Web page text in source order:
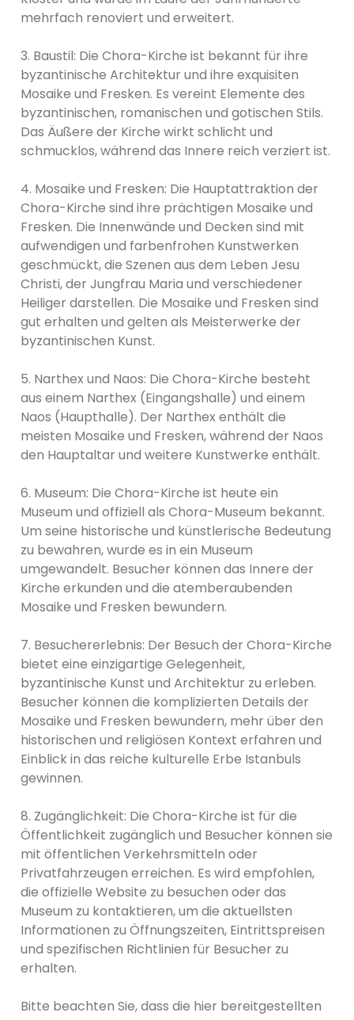
mehrfach renoviert und erweitert.
3. Baustil: Die Chora-Kirche ist bekannt für ihre
byzantinische Architektur und ihre exquisiten
Mosaike und Fresken. Es vereint Elemente des
byzantinischen, romanischen und gotischen Stils.
Das Äußere der Kirche wirkt schlicht und
schmucklos, während das Innere reich verziert ist.
4. Mosaike und Fresken: Die Hauptattraktion der
Chora-Kirche sind ihre prächtigen Mosaike und
Fresken. Die Innenwände und Decken sind mit
aufwendigen und farbenfrohen Kunstwerken
geschmückt, die Szenen aus dem Leben Jesu
Christi, der Jungfrau Maria und verschiedener
Heiliger darstellen. Die Mosaike und Fresken sind
gut erhalten und gelten als Meisterwerke der
byzantinischen Kunst.
5. Narthex und Naos: Die Chora-Kirche besteht
aus einem Narthex (Eingangshalle) und einem
Naos (Haupthalle). Der Narthex enthält die
meisten Mosaike und Fresken, während der Naos
den Hauptaltar und weitere Kunstwerke enthält.
6. Museum: Die Chora-Kirche ist heute ein
Museum und offiziell als Chora-Museum bekannt.
Um seine historische und künstlerische Bedeutung
zu bewahren, wurde es in ein Museum
umgewandelt. Besucher können das Innere der
Kirche erkunden und die atemberaubenden
Mosaike und Fresken bewundern.
7. Besuchererlebnis: Der Besuch der Chora-Kirche
bietet eine einzigartige Gelegenheit,
byzantinische Kunst und Architektur zu erleben.
Besucher können die komplizierten Details der
Mosaike und Fresken bewundern, mehr über den
historischen und religiösen Kontext erfahren und
Einblick in das reiche kulturelle Erbe Istanbuls
gewinnen.
8. Zugänglichkeit: Die Chora-Kirche ist für die
Öffentlichkeit zugänglich und Besucher können sie
mit öffentlichen Verkehrsmitteln oder
Privatfahrzeugen erreichen. Es wird empfohlen,
die offizielle Website zu besuchen oder das
Museum zu kontaktieren, um die aktuellsten
Informationen zu Öffnungszeiten, Eintrittspreisen
und spezifischen Richtlinien für Besucher zu
erhalten.
Bitte beachten Sie, dass die hier bereitgestellten